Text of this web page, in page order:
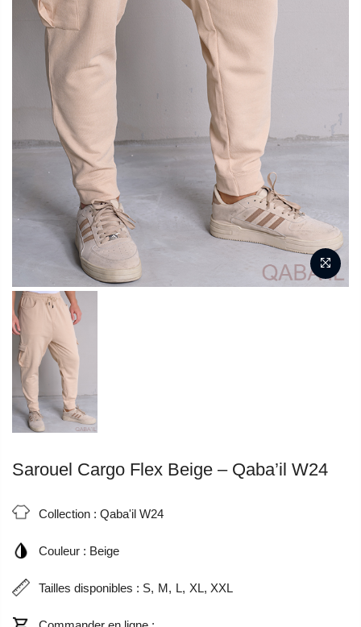
Sarouel Cargo Flex Beige – Qaba’il W24
Collection : Qaba'il W24
Couleur : Beige
Tailles disponibles : S M L XL XXL